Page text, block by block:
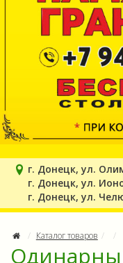
г. Донецк, ул.
г. Донецк, ул.
г. Донецк, ул.
Каталог товаров